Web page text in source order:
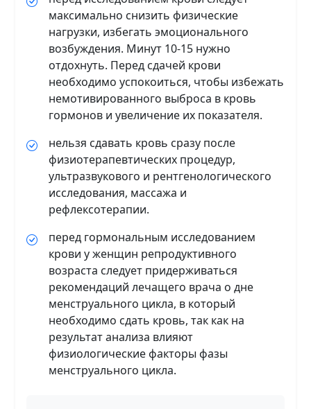
максимально снизить физические
нагрузки, избегать эмоционального
возбуждения. Минут 10-15 нужно
отдохнуть. Перед сдачей крови
необходимо успокоиться, чтобы избежать
немотивированного выброса в кровь
гормонов и увеличение их показателя.
нельзя сдавать кровь сразу после
физиотерапевтических процедур,
ультразвукового и рентгенологического
исследования, массажа и
рефлексотерапии.
перед гормональным исследованием
крови у женщин репродуктивного
возраста следует придерживаться
рекомендаций лечащего врача о дне
менструального цикла, в который
необходимо сдать кровь, так как на
результат анализа влияют
физиологические факторы фазы
менструального цикла.